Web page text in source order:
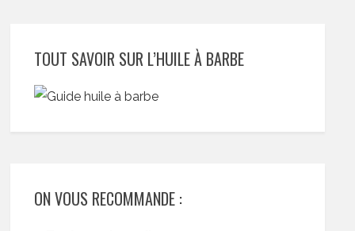
TOUT SAVOIR SUR L’HUILE À BARBE
ON VOUS RECOMMANDE :